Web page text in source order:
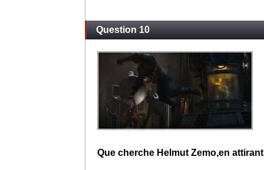
Question 10
Que cherche Helmut Zemo,en